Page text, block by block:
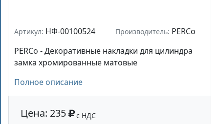
Артикул: НФ-00100524 Производитель: PERCo
PERCo - Декоративные накладки для цилиндра
замка хромированные матовые
Полное описание
Цена: 235 с НДС